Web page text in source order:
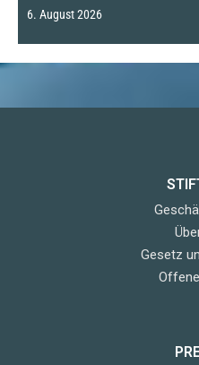
6. August 2026
Gesetz